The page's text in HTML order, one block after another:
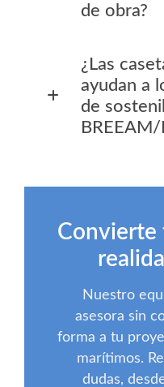
de obra?
¿Las
ayudan a
de
Convierte
Nuestro
asesora sin
forma a tu
marítimos.
dudas,